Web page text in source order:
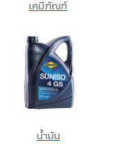
เคมีภัณฑ์
น้ำมัน